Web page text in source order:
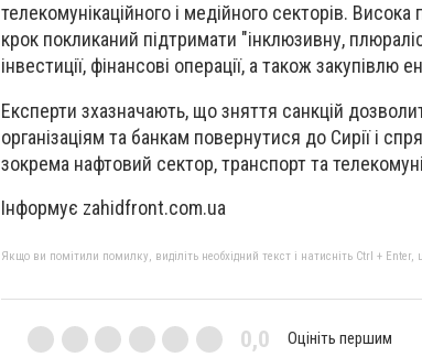
телекомунікаційного і медійного секторів.
крок покликаний підтримати "інклюзивну,
інвестиції, фінансові операції, а також закупівлю
Експерти зхазначають, що зняття санкцій
організаціям та банкам повернутися до Сирії і
зокрема нафтовий сектор, транспорт та
Інформує zahidfront.com.ua
Якщо ви помітили помилку, виділіть необхідний текст і натисніть Ctrl +
0,0 Оцініть першим